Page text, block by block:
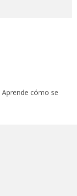
Aprende cómo se